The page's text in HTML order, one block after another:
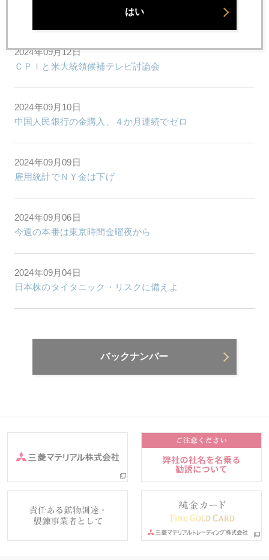
ＮＹ金市場、史上最高値更新、２６００ドル視野に
2024年09月12日
ＣＰＩと米大統領候補テレビ討論会
2024年09月10日
中国人民銀行の金購入、４か月連続でゼロ
2024年09月09日
雇用統計でＮＹ金は下げ
2024年09月06日
今週の本番は東京時間金曜夜から
2024年09月04日
日本株のタイタニック・リスクに備えよ
バックナンバー
はい